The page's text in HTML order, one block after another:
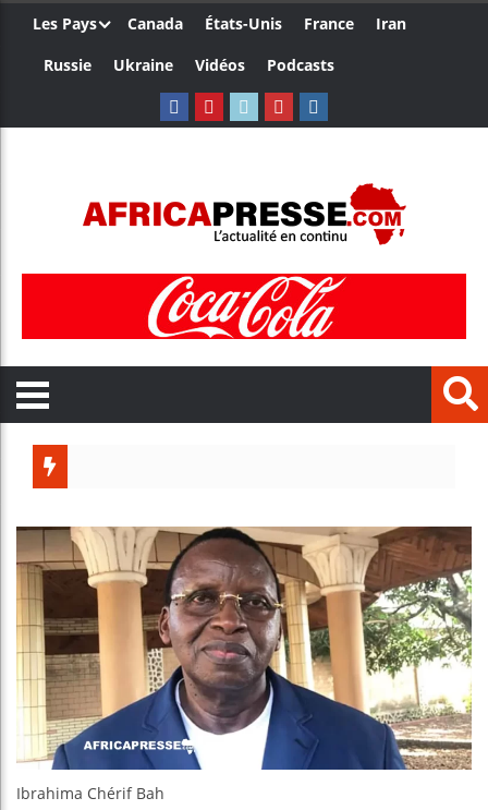
Les Pays Canada États-Unis France
Iran
Russie
Ukraine Vidéos Podcasts
Côte
Tunisie
Ibrahima Chérif Bah